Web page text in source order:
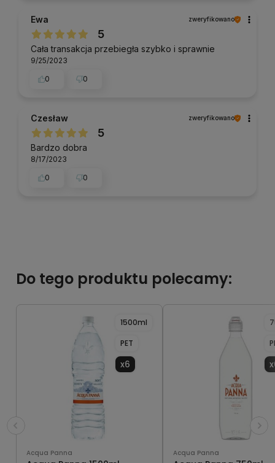
Ewa zweryfikowano
5
Cała transakcja przebiegła szybko i sprawnie
9/25/2023
0
0
Czesław zweryfikowano
5
Bardzo dobra
8/17/2023
0
0
Do tego produktu polecamy:
Acqua Panna
1500ml
PET
x6
Acqua Panna